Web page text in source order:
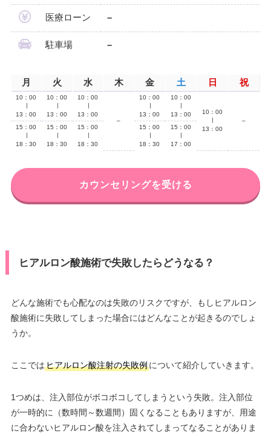
医療ローン –
駐車場 –
月 火 水 木 金 土 日 祝
10：00
13：00
10：00
13：00
10：00
13：00
–
10：00
13：00
10：00
13：00
10：00
13：00
–
15：00
18：30
15：00
18：30
15：00
18：30
15：00
18：30
15：00
17：00
カウンセリングを受ける
ヒアルロン酸施術で失敗したらどうなる？
どんな施術でも心配なのは失敗のリスクですが、もしヒアルロン
酸施術に失敗してしまった場合にはどんなことが起きるのでしょ
うか。
ここではヒアルロン酸注射の失敗例について紹介していきます。
1つめは、注入部位がボコボコしてしまうという失敗。注入部位
が一時的に（数時間～数週間）固くなることもありますが、用途
に合わないヒアルロン酸を注入されてしまってなることがありま